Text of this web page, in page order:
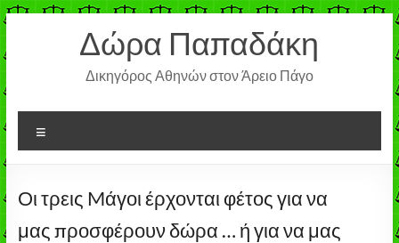
Μετάβαση
περιεχόμενοΔώρα Παπαδάκη
Δικηγόρος Αθηνών στον Άρειο Πάγο
Οι τρεις Mάγοι έρχονται φέτος για να
μας προσφέρουν δώρα … ή για να μας